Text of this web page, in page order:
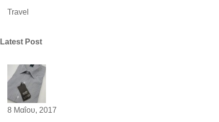
Travel
Latest Post
8 Μαΐου, 2017